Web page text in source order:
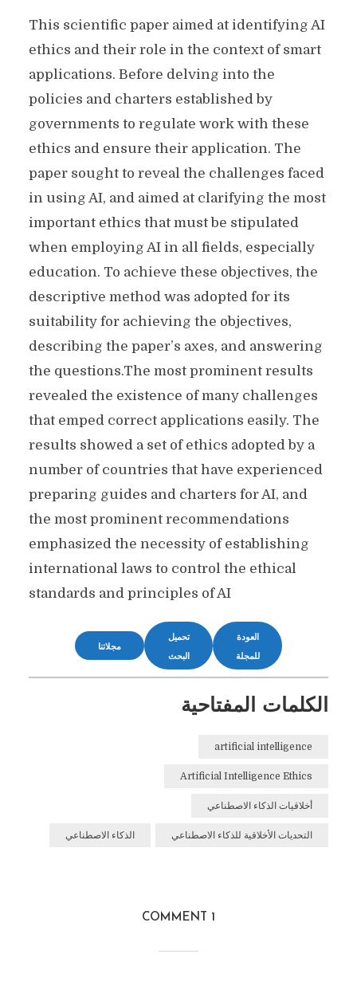
This scientific paper aimed at identifying AI
ethics and their role in the context of smart
applications. Before delving into the
policies and charters established by
governments to regulate work with these
ethics and ensure their application. The
paper sought to reveal the challenges faced
in using AI, and aimed at clarifying the most
important ethics that must be stipulated
when employing AI in all fields, especially
education. To achieve these objectives, the
descriptive method was adopted for its
suitability for achieving the objectives,
describing the paper’s axes, and answering
the questions.The most prominent results
revealed the existence of many challenges
that emped correct applications easily. The
results showed a set of ethics adopted by a
number of countries that have experienced
preparing guides and charters for AI, and
the most prominent recommendations
emphasized the necessity of establishing
international laws to control the ethical
standards and principles of AI
العودة
للمجلة
تحميل
البحث
مجلاتنا
الكلمات المفتاحية
artificial intelligence
Artificial Intelligence Ethics
أخلاقيات الذكاء الاصطناعي
التحديات الأخلاقية للذكاء الاصطناعي الذكاء الاصطناعي
1 COMMENT